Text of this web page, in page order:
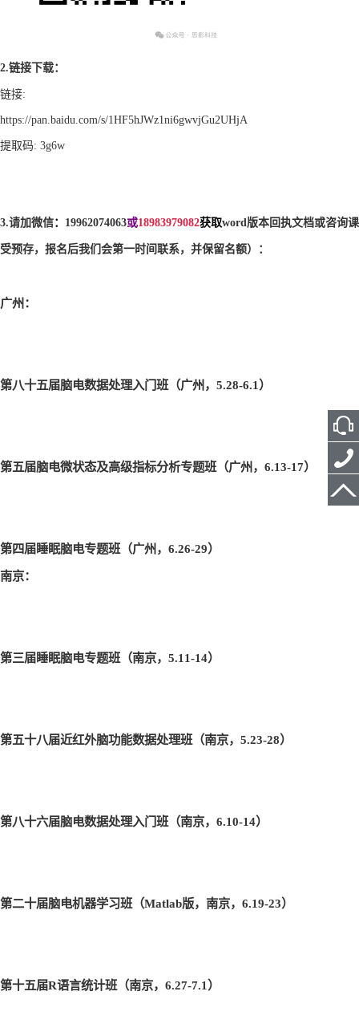
2.链接下载：
链接:
https://pan.baidu.com/s/1HF5hJWz1ni6gwvjGu2UHjA
提取码: 3g6w
3.请加微信： 19962074063或18983979082获取word版本回执文档或咨询
受预存， 报名后我们会第一时间联系，并保留名额）：
广州：
第八十五届脑电数据处理入门班（广州，5.28-6.1 ）
第五届脑电微状态及高级指标分析专题班（广州，6.13-17）
第四届睡眠脑电专题班（广州，6.26-29）
南京：
第三届睡眠脑电专题班（南京，5.11-14）
第五十八届近红外脑功能数据处理班（南京，5.23-28）
第八十六届脑电数据处理入门班（南京，6.10-14）
第二十届脑电机器学习班（Matlab版，南京，6.19-23）
第十五届R语言统计班（南京，6.27-7.1 ）